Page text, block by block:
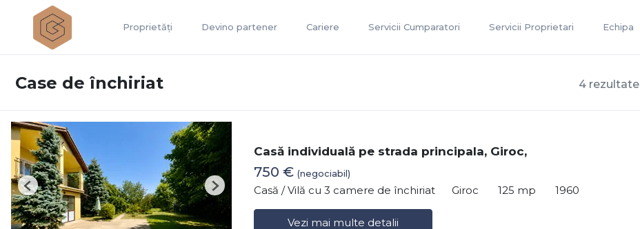
Proprietăți Devino partener Cariere Servicii Cumparatori Servicii Proprietari Echipa
4 rezultate
Case de închiriat
Previous Next
Casă individuală pe strada principala, Giroc,
750 € (negociabil)
Casă / Vilă cu 3 camere de închiriat Giroc 125 mp 1960
Vezi mai multe detalii